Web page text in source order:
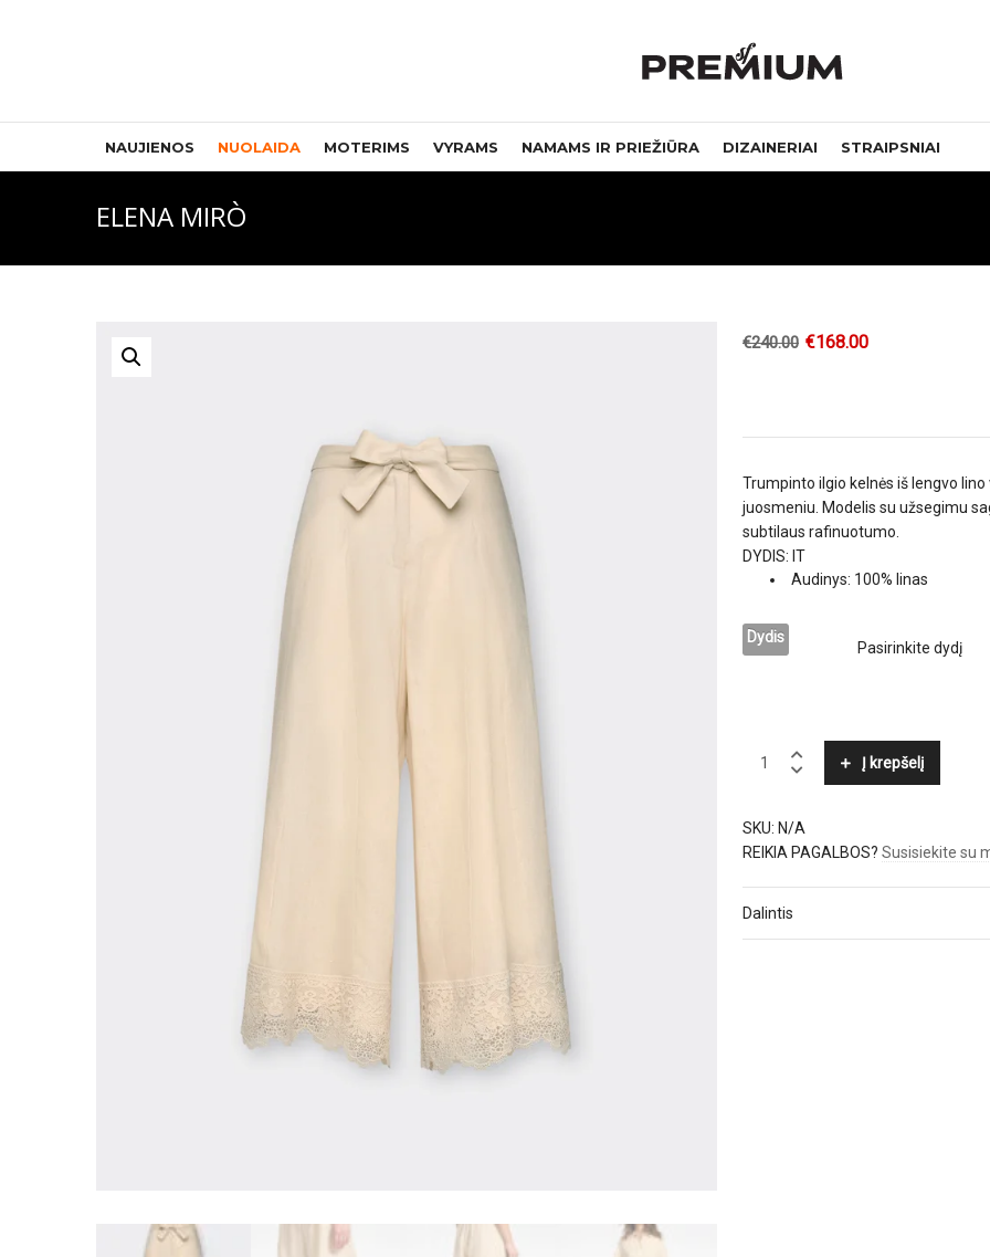
NAUJIENOS NUOLAIDA MOTERIMS VYRAMS NAMAMS IR PRIEŽIŪRA DIZAINERIAI STRAIPSNIAI
ELENA MIRÒ
€240.00 €168.00
Trumpinto ilgio kelnės iš lengvo
juosmeniu. Modelis su užsegimu
subtilaus rafinuotumo.
DYDIS: IT
Audinys: 100% linas
Dydis
MIRÒ
Į krepšelį
SKU: N/A
REIKIA PAGALBOS? Susisiekite su
Dalintis